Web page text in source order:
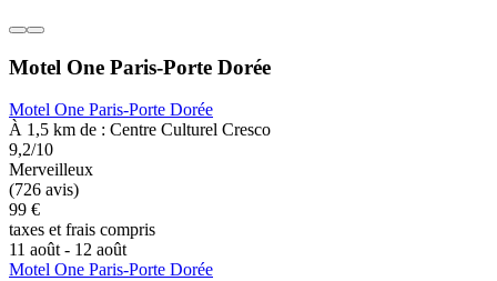
Motel One Paris-Porte Dorée
Motel One Paris-Porte Dorée
À 1,5 km de : Centre Culturel Cresco
9,2/10
Merveilleux
(726 avis)
99 €
taxes et frais compris
11 août - 12 août
Motel One Paris-Porte Dorée